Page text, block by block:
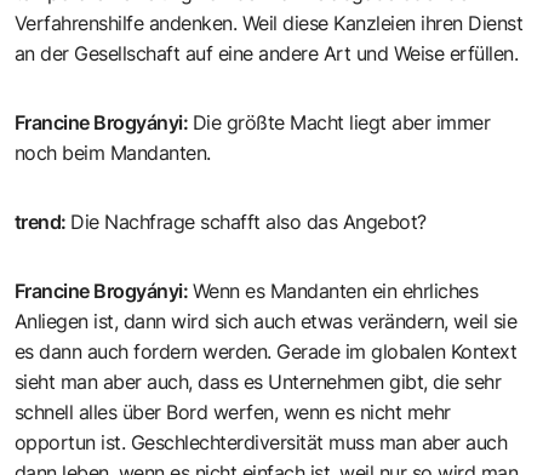
Verfahrenshilfe andenken. Weil diese Kanzleien ihren Dienst
an der Gesellschaft auf eine andere Art und Weise erfüllen.
Francine Brogyányi: Die größte Macht liegt aber immer
noch beim Mandanten.
trend: Die Nachfrage schafft also das Angebot?
Francine Brogyányi: Wenn es Mandanten ein ehrliches
Anliegen ist, dann wird sich auch etwas verändern, weil sie
es dann auch fordern werden. Gerade im globalen Kontext
sieht man aber auch, dass es Unternehmen gibt, die sehr
schnell alles über Bord werfen, wenn es nicht mehr
opportun ist. Geschlechterdiversität muss man aber auch